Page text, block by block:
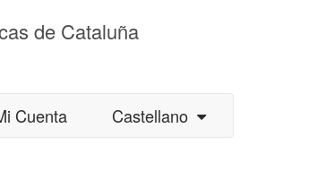
de Cataluña
Cuenta Castellano